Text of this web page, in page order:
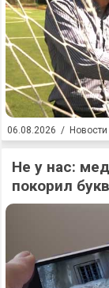
06.08.2026 / Новости
Не у нас:
покорил